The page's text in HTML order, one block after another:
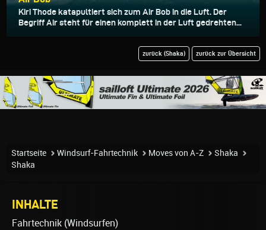
Kiri Thode katapultiert sich zum Air Bob in die Luft. Der
Begriff Air steht für einen komplett in der Luft gedrehten...
zurück (Shaka) zurück zur Übersicht
Startseite Windsurf-Fahrtechnik Moves von A-Z
Shaka
Shaka
INHALTE
Fahrtechnik (Windsurfen)